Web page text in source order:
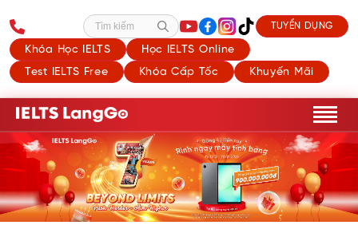
Khóa Học IELTS
Học IELTS Online
Test IELTS Free
Khóa Cấp Tốc Khuyến Mãi
Tìm kiếm TUYỂN DỤNG